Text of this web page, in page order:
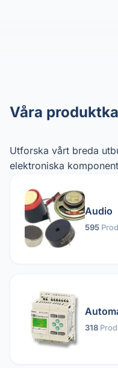
Våra
Utforska vårt breda
elektroniska
Audio
595
318